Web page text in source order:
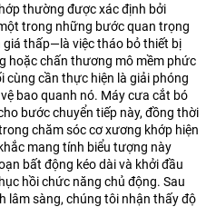
thường được xác định bởi
trong những bước quan trọng
thấp—là việc tháo bỏ thiết bị
hoặc chấn thương mô mềm phức
cùng cần thực hiện là giải phóng
bao quanh nó. Máy cưa cắt bó
bước chuyển tiếp này, đồng thời
chăm sóc cơ xương khớp hiện
mang tính biểu tượng này
bất động kéo dài và khởi đầu
hồi chức năng chủ động. Sau
lâm sàng, chúng tôi nhận thấy độ